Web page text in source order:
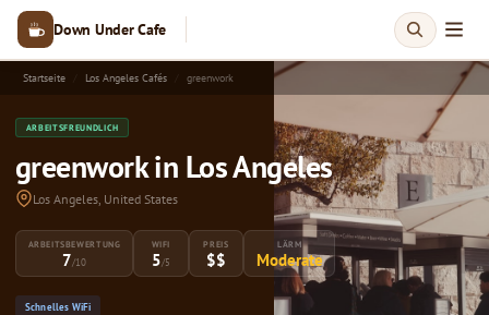
Down Under Cafe
Startseite Los Angeles Cafés greenwork
ARBEITSFREUNDLICH
greenwork in Los Angeles
Los Angeles, United States
ARBEITSBEWERTUNG
7/10
WIFI
5/5
PREIS
$$
LÄRM
Moderate
Schnelles WiFi